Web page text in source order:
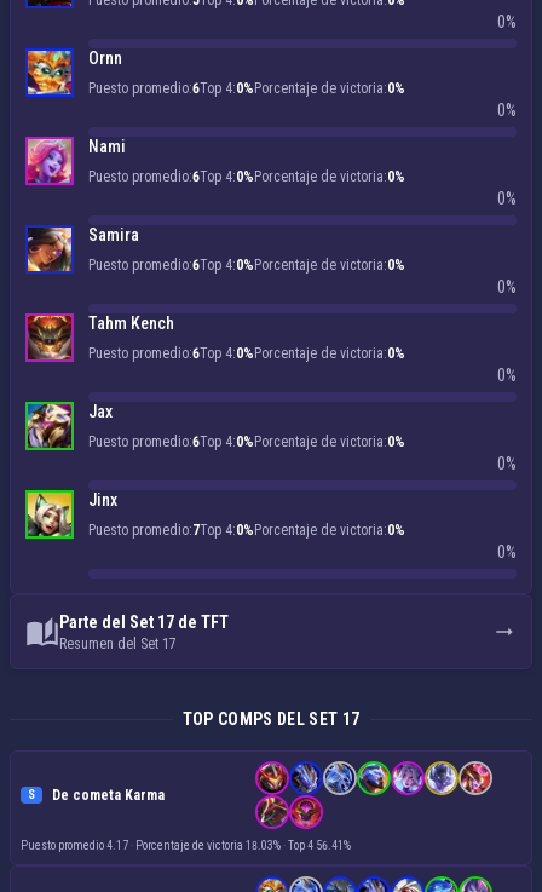
0%
Ornn
Puesto promedio:6Top 4:0% Porcentaje de victoria:0%
0%
Nami
Puesto promedio:6Top 4:0% Porcentaje de victoria:0%
0%
Samira
Puesto promedio:6Top 4:0% Porcentaje de victoria:0%
0%
Tahm Kench
Puesto promedio:6Top 4:0% Porcentaje de victoria:0%
0%
Jax
Puesto promedio:6Top 4:0% Porcentaje de victoria:0%
0%
Jinx
Puesto promedio:7Top 4:0% Porcentaje de victoria:0%
0%
Parte del Set 17 de TFT
Resumen del Set 17
TOP COMPS DEL SET 17
S De cometa Karma
Puesto promedio 4.17 · Porcentaje de victoria 18.03% ·Top 4 56.41%